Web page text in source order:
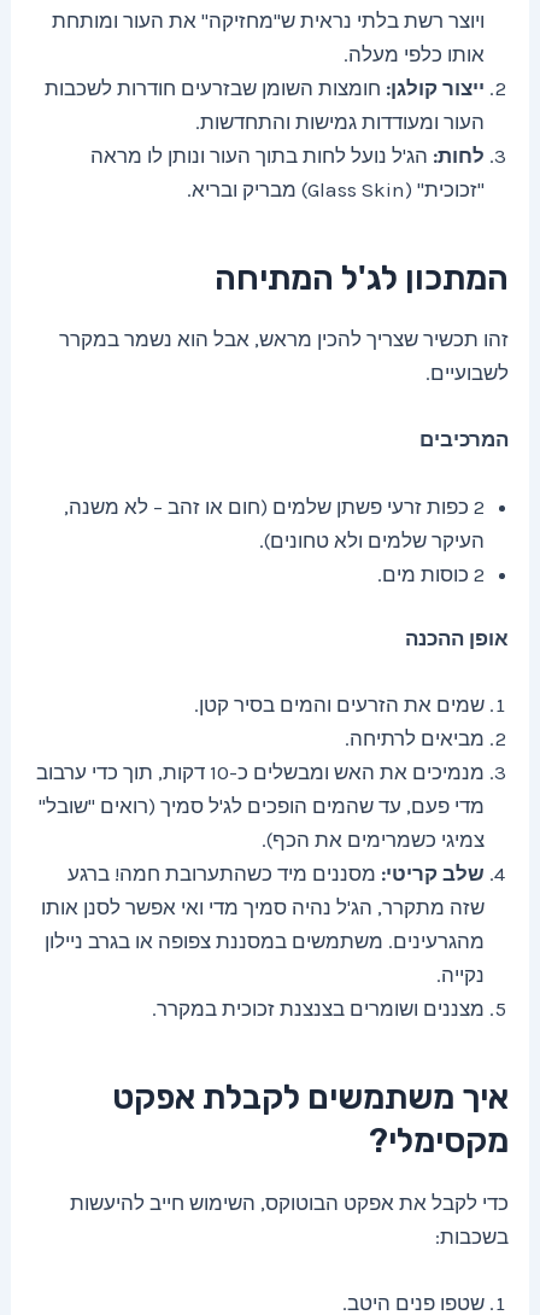
ויוצר רשת בלתי נראית ש"מחזיקה" את העור ומותחת
אותו כלפי מעלה.
ייצור קולגן: חומצות השומן שבזרעים חודרות לשכבות
העור ומעודדות גמישות והתחדשות.
לחות: הג'ל נועל לחות בתוך העור ונותן לו מראה
"זכוכית" (Glass Skin) מבריק ובריא.
המתכון לג'ל המתיחה
זהו תכשיר שצריך להכין מראש, אבל הוא נשמר במקרר
לשבועיים.
המרכיבים
2 כפות זרעי פשתן שלמים (חום או זהב – לא משנה,
העיקר שלמים ולא טחונים).
2 כוסות מים.
אופן ההכנה
שמים את הזרעים והמים בסיר קטן.
מביאים לרתיחה.
מנמיכים את האש ומבשלים כ-10 דקות, תוך כדי ערבוב
מדי פעם, עד שהמים הופכים לג'ל סמיך (רואים "שובל"
צמיגי כשמרימים את הכף).
שלב קריטי: מסננים מיד כשהתערובת חמה! ברגע
שזה מתקרר, הג'ל נהיה סמיך מדי ואי אפשר לסנן אותו
מהגרעינים. משתמשים במסננת צפופה או בגרב ניילון
נקייה.
מצננים ושומרים בצנצנת זכוכית במקרר.
איך משתמשים לקבלת אפקט
מקסימלי?
כדי לקבל את אפקט הבוטוקס, השימוש חייב להיעשות
בשכבות:
שטפו פנים היטב.